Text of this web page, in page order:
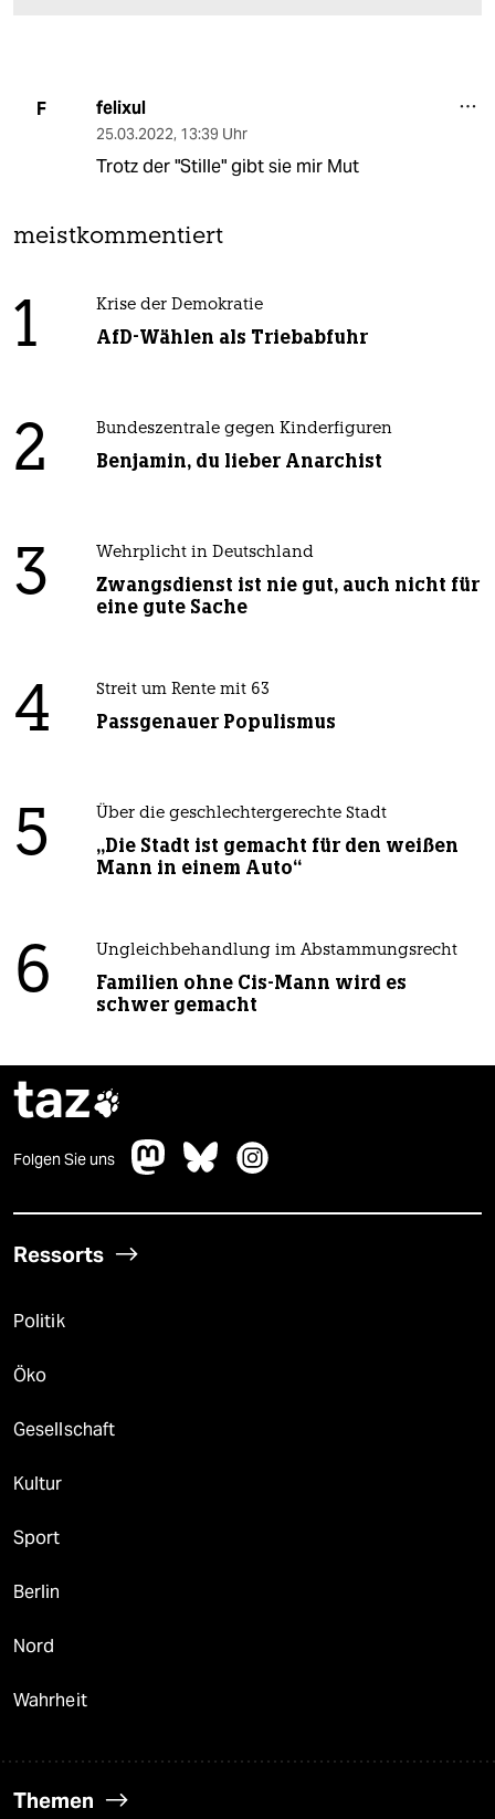
F felixul
25.03.2022, 13:39 Uhr
Trotz der "Stille" gibt sie mir Mut
meistkommentiert
1 Krise der Demokratie
AfD-Wählen als Triebabfuhr
2 Bundeszentrale gegen Kinderfiguren
Benjamin, du lieber Anarchist
3 Wehrplicht in Deutschland
Zwangsdienst ist nie gut, auch nicht für
eine gute Sache
4 Streit um Rente mit 63
Passgenauer Populismus
5 Über die geschlechtergerechte Stadt
„Die Stadt ist gemacht für den weißen
Mann in einem Auto“
6 Ungleichbehandlung im Abstammungsrecht
Familien ohne Cis-Mann wird es
schwer gemacht
taz
Folgen Sie uns
Ressorts
Politik
Öko
Gesellschaft
Kultur
Sport
Berlin
Nord
Wahrheit
Themen